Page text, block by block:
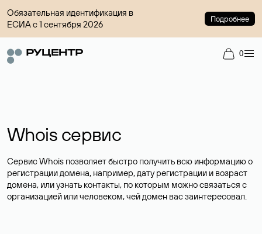
Обязательная идентификация в
ЕСИА с 1 сентября 2026
Подробнее
0
Whois сервис
Сервис Whois позволяет быстро получить всю информацию о
регистрации домена, например, дату регистрации и возраст
домена, или узнать контакты, по которым можно связаться с
организацией или человеком, чей домен вас заинтересовал.